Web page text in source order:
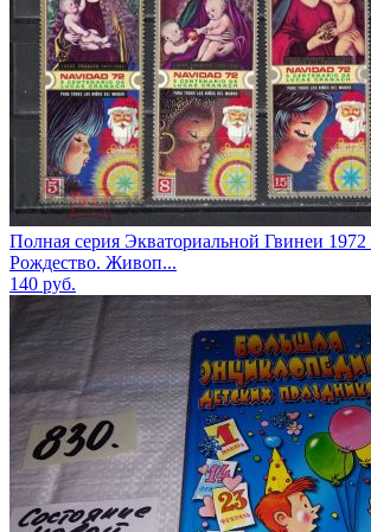
Полная серия Экваториальной Гвинеи
Рождество. Живоп...
140 руб.